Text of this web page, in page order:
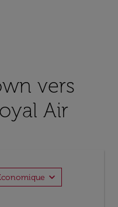
vers
Air
expand_more